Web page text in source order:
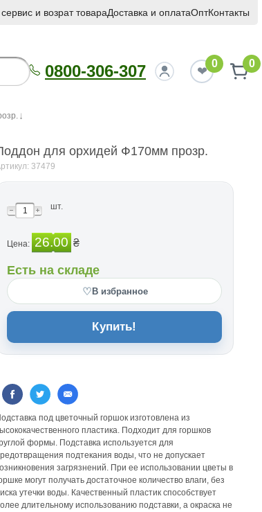
и возрат товараДоставка и оплатаОптКонтакты
0800-306-307 0 0
для орхидей Ф170мм прозр.
37479
шт.
Цена: 26.00 ₴
Есть на складе
♡В избранное
Купить!
под цветочный горшок изготовлена из
пластика. Подходит для горшков
формы. Подставка используется для
подтекания воды, что не допускает
загрязнений. При ее использовании цветы в
могут получать достаточное количество влаги, без
утечки воды. Качественный пластик способствует
длительному использованию подставки, а окраска не